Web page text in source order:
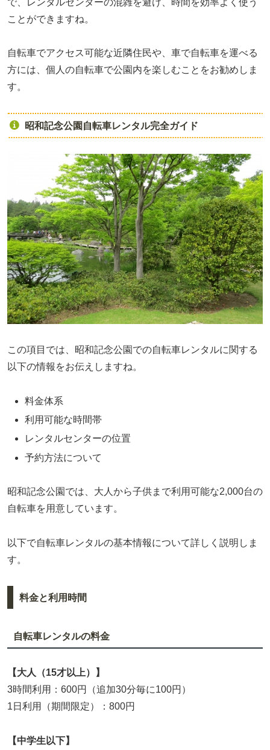
ことができますね。
自転車でアクセス可能な近隣住民や、車で自転車を運べる
方には、個人の自転車で公園内を楽しむことをお勧めしま
す。
昭和記念公園自転車レンタル完全ガイド
この項目では、昭和記念公園での自転車レンタルに関する
以下の情報をお伝えしますね。
料金体系
利用可能な時間帯
レンタルセンターの位置
予約方法について
昭和記念公園では、大人から子供まで利用可能な2,000台の
自転車を用意しています。
以下で自転車レンタルの基本情報について詳しく説明しま
す。
料金と利用時間
自転車レンタルの料金
【大人（15才以上）】
3時間利用：600円（追加30分毎に100円）
1日利用（期間限定）：800円
【中学生以下】